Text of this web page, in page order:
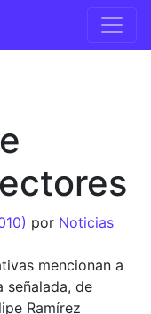
por Noticias
mencionan a
señalada, de
Ramírez